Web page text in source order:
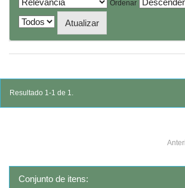
Ordenar
Resultado 1-1 de 1.
Conjunto de itens: